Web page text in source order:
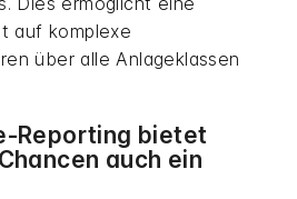
auf komplexe
über alle Anlageklassen
Reporting bietet
auch ein